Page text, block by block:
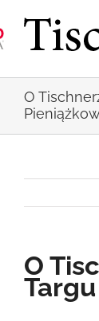
zawartości
O
O